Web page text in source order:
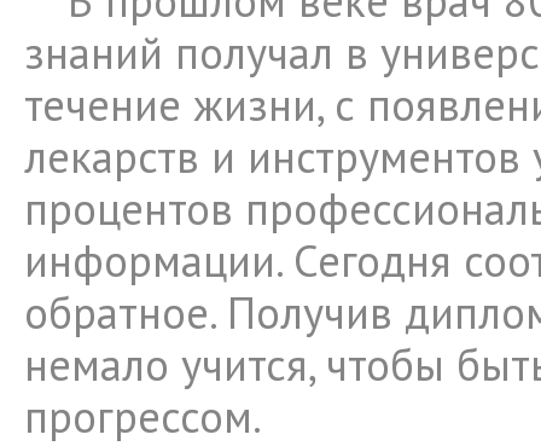
знаний получал в
течение жизни, с
лекарств и
процентов
информации. Сегодня
обратное. Получив
немало учится, чтобы
прогрессом.